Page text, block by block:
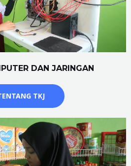
DAN JARINGAN
TKJ